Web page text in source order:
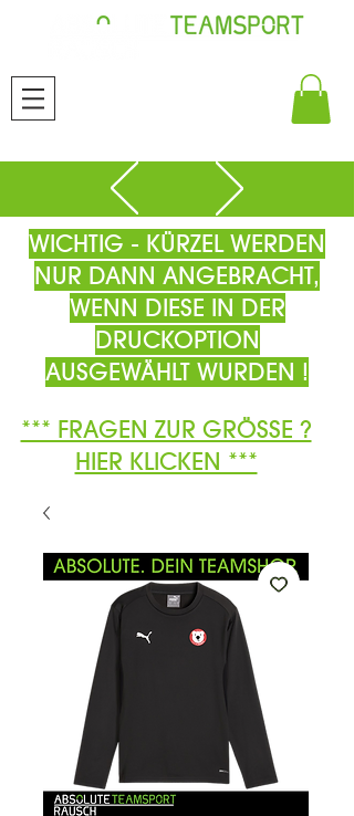
WICHTIG - KÜRZEL WERDEN
NUR DANN ANGEBRACHT,
WENN DIESE IN DER
DRUCKOPTION
AUSGEWÄHLT WURDEN !
*** FRAGEN ZUR GRÖSSE ?
HIER KLICKEN ***